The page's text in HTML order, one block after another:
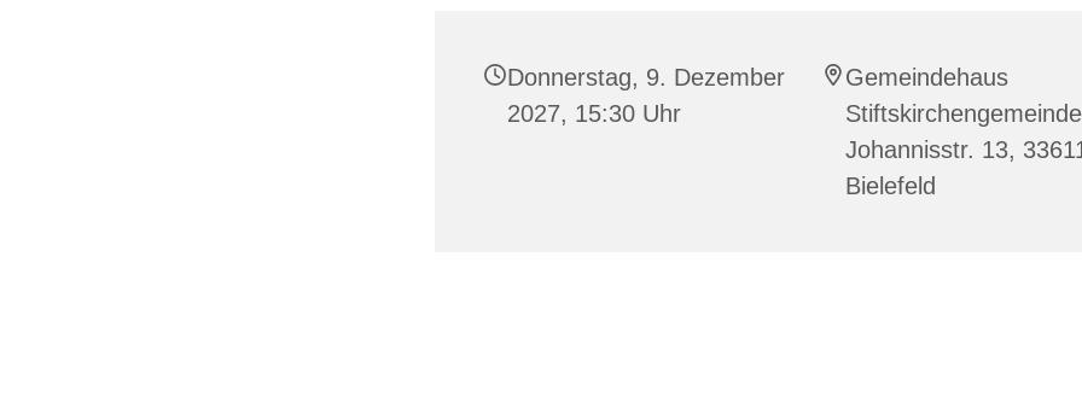
Donnerstag, 9. Dezember
2027, 15:30 Uhr
Gemeindehaus
Johannisstr. 13,
Bielefeld